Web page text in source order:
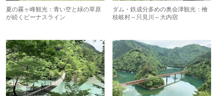
夏の霧ヶ峰観光：青い空と緑の草原
が続くビーナスライン
ダム・鉄成分多めの奥会津観光：檜
枝岐村～只見川～大内宿